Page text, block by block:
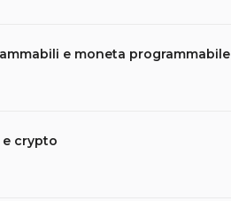
e moneta programmabile
e crypto